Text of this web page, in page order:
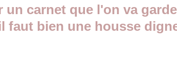
un carnet que l'on va
faut bien une housse